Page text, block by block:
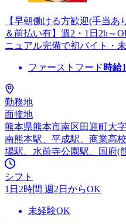
【早朝働ける方歓迎(手当
＆前払い有】週2・1日2h～
ニュアル完備で初バイト・
ファーストフード 時給
勤務地
面接地
熊本県熊本市南区田迎町大
南熊本駅、平成駅、商業高
場駅、水前寺公園駅、国府(
シフト
1日2時間 週2日からOK
未経験OK